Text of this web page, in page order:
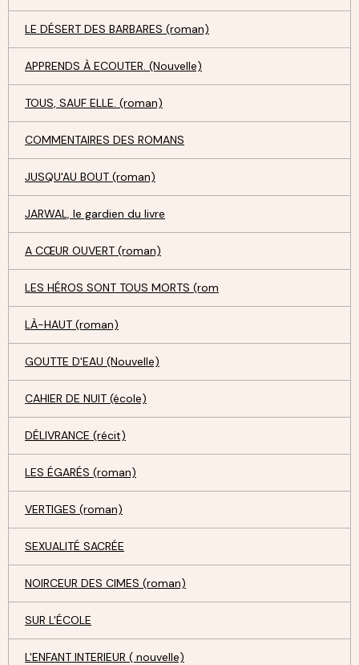
LE DÉSERT DES BARBARES (roman)
APPRENDS À ECOUTER. (Nouvelle)
TOUS, SAUF ELLE. (roman)
COMMENTAIRES DES ROMANS
JUSQU'AU BOUT (roman)
JARWAL, le gardien du livre
A CŒUR OUVERT (roman)
LES HÉROS SONT TOUS MORTS (rom
LÀ-HAUT (roman)
GOUTTE D'EAU (Nouvelle)
CAHIER DE NUIT (école)
DÉLIVRANCE (récit)
LES ÉGARÉS (roman)
VERTIGES (roman)
SEXUALITÉ SACRÉE
NOIRCEUR DES CIMES (roman)
SUR L'ÉCOLE
L'ENFANT INTERIEUR ( nouvelle)